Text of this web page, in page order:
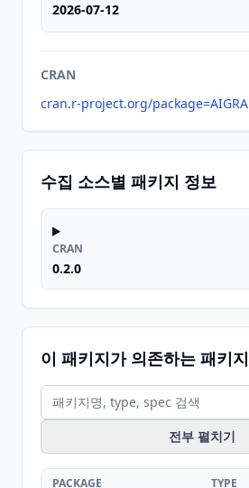
2026-07-12
CRAN
cran.r-project.org/package=AIGRA
수집 소스별 패키지 정보
CRAN
0.2.0
이 패키지가 의존하는 패키지
전부 펼치기
PACKAGE TYPE